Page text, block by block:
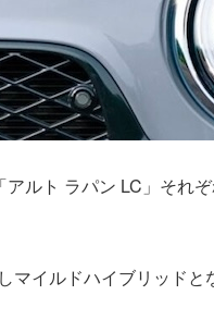
ルト ラパン LC」それ
イルドハイブリッドと